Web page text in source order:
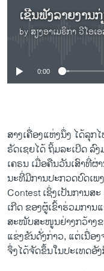
by ສຽງອາເມຣິກາ ວີໂອເ
No
0:00
ສາງເຄື່ອງແຫ່ງ​ນຶ່ງ ໄດ້​ລຸ
ຣັດເຊຍໄດ້ ຖິ້ມລະເບີດ ລົ
ເຄຣນ ​ເມື່ອ​ຄືນວັນເສົາທີ່
ນະ​ທີ່​ມີ​ການ​ປະ​ກວດບົດເພ
Contest ເຊິ່ງເປັນການສ
ເກີດ ຂອງຜູ້ເຂົ້າຮ່ວມກາ
ສະໜັບສະໜູນຢ່າງກວ້າງຂ
ແຂ່ງຂັນດັ່ງກ່າວ, ແຕ່ເນື່ອ
ຈຶ່ງໄດ້ຈັດຂຶ້ນໃນປະເທດອັ